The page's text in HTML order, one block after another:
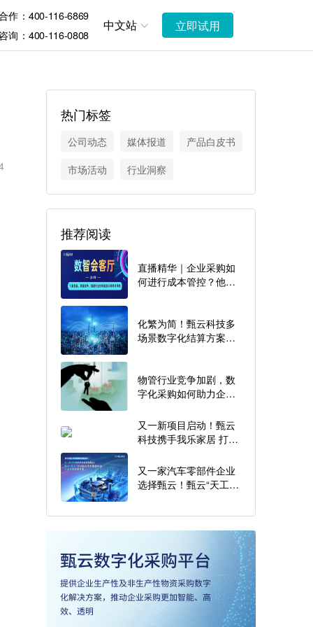
作：400-116-6869
询：400-116-0808
中文站 立即试用
热门标签
公司动态 媒体报道
产品白皮书
市场活动
行业洞察
推荐阅读
直播精华｜企业采购如
何进行成本管控？他曾
化繁为简！甄云科技多
场景数字化结算方案分
物管行业竞争加剧，数
字化采购如何助力企业
又一新项目启动！甄云
科技携手我乐家居 打造
标杆
又一家汽车零部件企业
选择甄云！甄云“天工”
业采购智慧升级